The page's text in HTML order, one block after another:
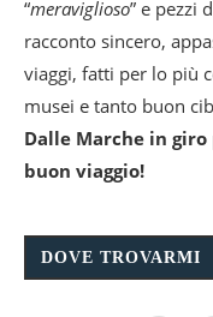
“meraviglioso” e pezzi
racconto sincero,
viaggi, fatti per lo più
musei e tanto buon
Dalle Marche in
buon viaggio!
DOVE TROVARMI